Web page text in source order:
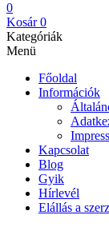
0
Kosár 0
Kategóriák
Menü
Főoldal
Információk
Kapcsolat
Blog
Gyik
Hírlevél
Elállás a